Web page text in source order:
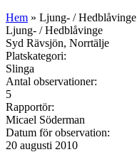
Hem » Ljung- / Hedblåvinge
Ljung- / Hedblåvinge
Syd Rävsjön, Norrtälje
Platskategori:
Slinga
Antal observationer:
5
Rapportör:
Micael Söderman
Datum för observation:
20 augusti 2010